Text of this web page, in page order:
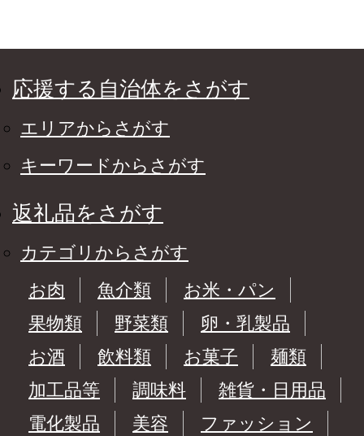
応援する自治体をさがす
エリアからさがす
キーワードからさがす
返礼品をさがす
カテゴリからさがす
お肉
魚介類
お米・パン
果物類
野菜類
卵・乳製品
お酒
飲料類 お菓子
麺類
加工品等
調味料
雑貨・日用品
電化製品
美容
ファッション